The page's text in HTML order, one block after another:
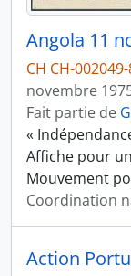
Angola 11
CH CH-
novembre
Fait partie de
«
Affiche pour
Mouvement
Coordination